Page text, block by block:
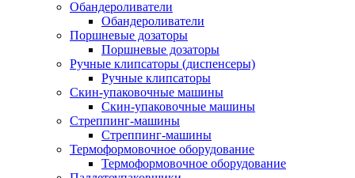
Обандероливатели
Обандероливатели
Поршневые дозаторы
Поршневые дозаторы
Ручные клипсаторы (диспенсеры)
Ручные клипсаторы
Скин-упаковочные машины
Скин-упаковочные машины
Стреппинг-машины
Стреппинг-машины
Термоформовочное оборудование
Термоформовочное оборудование